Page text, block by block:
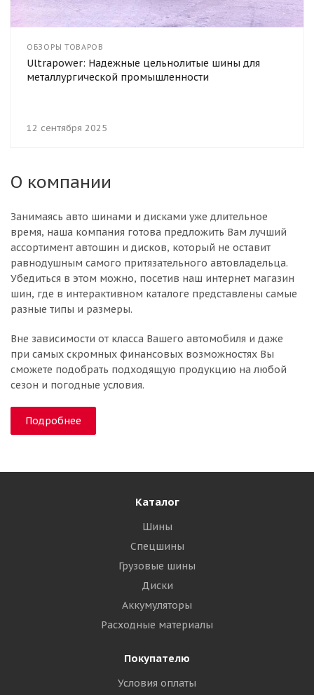
12 сентября 2025
ОБЗОРЫ ТОВАРОВ
Ultrapower: Надежные цельнолитые шины для
металлургической промышленности
О компании
Занимаясь авто шинами и дисками уже длительное
время, наша компания готова предложить Вам лучший
ассортимент автошин и дисков, который не оставит
равнодушным самого притязательного автовладельца.
Убедиться в этом можно, посетив наш интернет магазин
шин, где в интерактивном каталоге представлены самые
разные типы и размеры.
Вне зависимости от класса Вашего автомобиля и даже
при самых скромных финансовых возможностях Вы
сможете подобрать подходящую продукцию на любой
сезон и погодные условия.
Подробнее
Каталог
Шины
Спецшины
Грузовые шины
Диски
Аккумуляторы
Расходные материалы
Покупателю
Условия оплаты